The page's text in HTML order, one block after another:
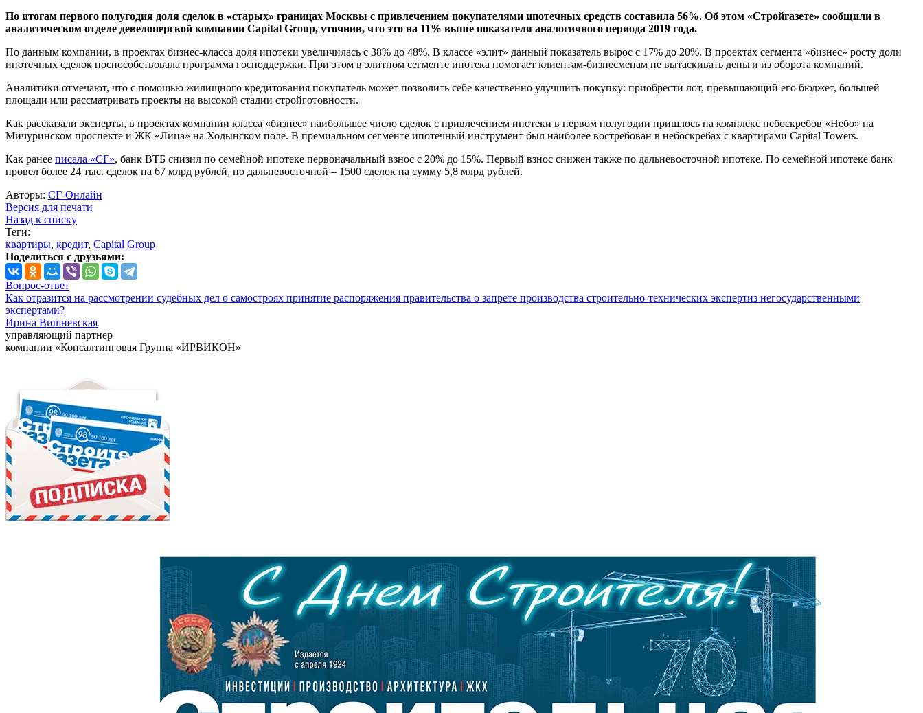
По итогам первого полугодия доля сделок в «старых» границах Москвы с привлечением покупателями ипотечных средств составила 56%. Об этом «Стройгазете» сообщили в
аналитическом отделе девелоперской компании Capital Group, уточнив, что это на 11% выше показателя аналогичного периода 2019 года.
По данным компании, в проектах бизнес-класса доля ипотеки увеличилась с 38% до 48%. В классе «элит» данный показатель вырос с 17% до 20%. В проектах сегмента «бизнес» росту доли
ипотечных сделок поспособствовала программа господдержки. При этом в элитном сегменте ипотека помогает клиентам-бизнесменам не вытаскивать деньги из оборота компаний.
Аналитики отмечают, что с помощью жилищного кредитования покупатель может позволить себе качественно улучшить покупку: приобрести лот, превышающий его бюджет, большей
площади или рассматривать проекты на высокой стадии стройготовности.
Как рассказали эксперты, в проектах компании класса «бизнес» наибольшее число сделок с привлечением ипотеки в первом полугодии пришлось на комплекс небоскребов «Небо» на
Мичуринском проспекте и ЖК «Лица» на Ходынском поле. В премиальном сегменте ипотечный инструмент был наиболее востребован в небоскребах с квартирами Capital Towers.
Как ранее писала «СГ», банк ВТБ снизил по семейной ипотеке первоначальный взнос с 20% до 15%. Первый взнос снижен также по дальневосточной ипотеке. По семейной ипотеке банк
провел более 24 тыс. сделок на 67 млрд рублей, по дальневосточной – 1500 сделок на сумму 5,8 млрд рублей.
Авторы: СГ-Онлайн
Версия для печати
Назад к списку
Теги:
квартиры, кредит, Capital Group
Поделиться с друзьями:
Вопрос-ответ
Как отразится на рассмотрении судебных дел о самостроях принятие распоряжения правительства о запрете производства строительно-технических экспертиз негосударственными
экспертами?
Ирина Вишневская
управляющий партнер
компании «Консалтинговая Группа «ИРВИКОН»